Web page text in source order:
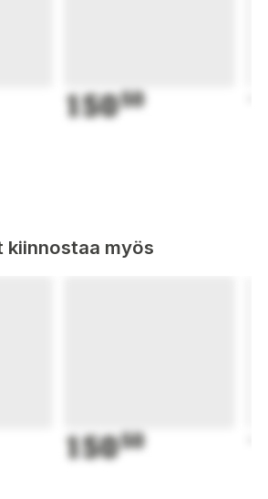
15050
kiinnostaa myös
15050